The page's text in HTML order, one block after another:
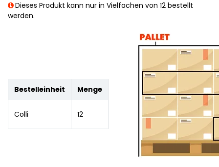
Dieses Produkt kann nur in Vielfachen von 12 bestellt
werden.
Bestelleinheit Menge
Colli 12